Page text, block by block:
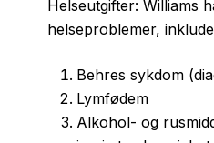
Helseutgifter: Williams
helseproblemer,
Behres sykdom
Lymfødem
Alkohol- og